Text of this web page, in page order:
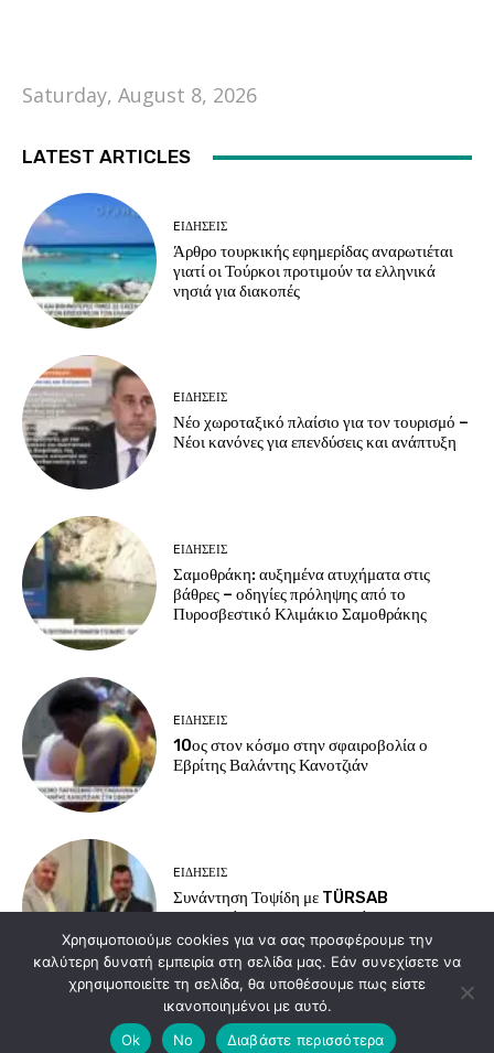
Saturday, August 8, 2026
LATEST ARTICLES
EΙΔΗΣΕΙΣ
Άρθρο τουρκικής εφημερίδας αναρωτιέται
γιατί οι Τούρκοι προτιμούν τα ελληνικά
νησιά για διακοπές
EΙΔΗΣΕΙΣ
Νέο χωροταξικό πλαίσιο για τον τουρισμό –
Νέοι κανόνες για επενδύσεις και ανάπτυξη
EΙΔΗΣΕΙΣ
Σαμοθράκη: αυξημένα ατυχήματα στις
βάθρες – οδηγίες πρόληψης από το
Πυροσβεστικό Κλιμάκιο Σαμοθράκης
EΙΔΗΣΕΙΣ
10ος στον κόσμο στην σφαιροβολία ο
Εβρίτης Βαλάντης Κανοτζιάν
EΙΔΗΣΕΙΣ
Συνάντηση Τοψίδη με TÜRSAB
Αδριανούπολης για τουρισμό και
συνοριακές υποδομές
Load more
Χρησιμοποιούμε cookies για να σας προσφέρουμε την
καλύτερη δυνατή εμπειρία στη σελίδα μας. Εάν συνεχίσετε να
χρησιμοποιείτε τη σελίδα, θα υποθέσουμε πως είστε
ικανοποιημένοι με αυτό.
Ok
No Διαβάστε περισσότερα